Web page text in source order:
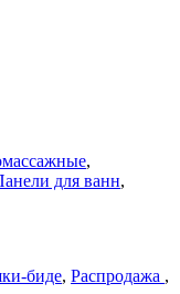
,
для ванн,
биде, Распродажа ,